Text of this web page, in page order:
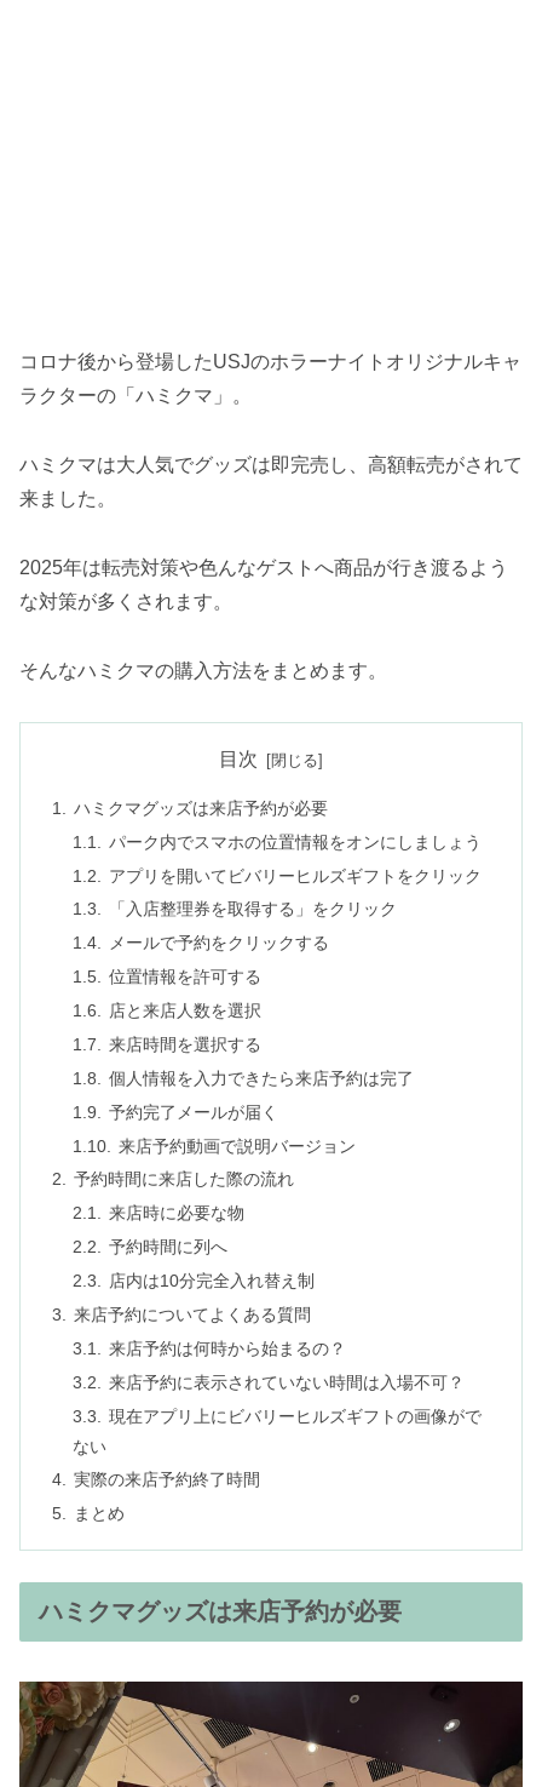
コロナ後から登場したUSJのホラーナイトオリジナルキャ
ラクターの「ハミクマ」。
ハミクマは大人気でグッズは即完売し、高額転売がされて
来ました。
2025年は転売対策や色んなゲストへ商品が行き渡るよう
な対策が多くされます。
そんなハミクマの購入方法をまとめます。
目次
ハミクマグッズは来店予約が必要
パーク内でスマホの位置情報をオンにしましょう
アプリを開いてビバリーヒルズギフトをクリック
「入店整理券を取得する」をクリック
メールで予約をクリックする
位置情報を許可する
店と来店人数を選択
来店時間を選択する
個人情報を入力できたら来店予約は完了
予約完了メールが届く
来店予約動画で説明バージョン
予約時間に来店した際の流れ
来店時に必要な物
予約時間に列へ
店内は10分完全入れ替え制
来店予約についてよくある質問
来店予約は何時から始まるの？
来店予約に表示されていない時間は入場不可？
現在アプリ上にビバリーヒルズギフトの画像がで
ない
実際の来店予約終了時間
まとめ
ハミクマグッズは来店予約が必要